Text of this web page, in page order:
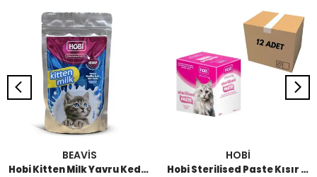
BEAVİS
Hobi Kitten Milk Yavru Kediler İçin Süt Tozu 200 GR
HOBİ
Hobi Sterilised Paste Kısır Kediler İçin Kalsiyum Ve Biotin Pastası 100 GR (12 Adet)